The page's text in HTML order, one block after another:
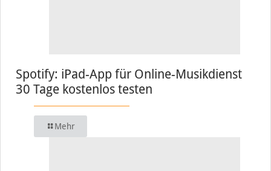
Spotify: iPad-App für Online-Musikdienst
30 Tage kostenlos testen
Mehr